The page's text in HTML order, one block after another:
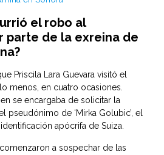
el robo al
parte de la exreina de
Priscila Lara Guevara visitó el
menos, en cuatro ocasiones.
se encargaba de solicitar la
pseudónimo de ‘Mirka Golubic’, el
apócrifa de Suiza.
a sospechar de las